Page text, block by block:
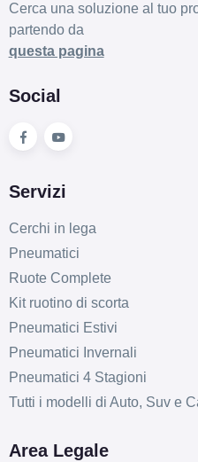
Cerca una soluzione al tuo
partendo da
questa pagina
Social
Servizi
Cerchi in lega
Pneumatici
Ruote Complete
Kit ruotino di scorta
Pneumatici Estivi
Pneumatici Invernali
Pneumatici 4 Stagioni
Tutti i modelli di Auto, Suv e
Area Legale